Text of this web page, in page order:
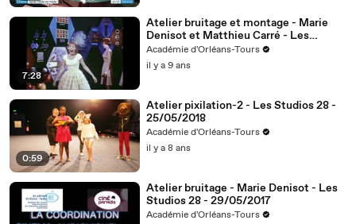
7:28
Atelier bruitage et montage - Marie
Denisot et Matthieu Carré - Les
Studios 28 - 19/05/2017
Académie d'Orléans-Tours
il y a 9 ans
0:59
Atelier pixilation-2 - Les Studios 28 -
25/05/2018
Académie d'Orléans-Tours
il y a 8 ans
Atelier bruitage - Marie Denisot - Les
Studios 28 - 29/05/2017
Académie d'Orléans-Tours